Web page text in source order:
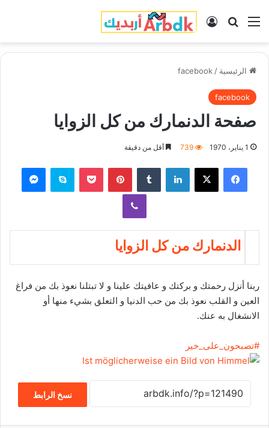
القائمة بحث عنتسجيل الدخول
الرئيسية /
facebook
facebook
صفحة الدنمارك من كل الزوايا
1 يناير، 1970 739 أقل من دقيقة
فيسبوك لينكدإن بينتيريست سكايب
ڤايبر
الدنمارك من كل الزوايا
ربنا أنزل رحمتك و بركتك و عافيتك علينا و لا تبتلنا نعوذ بك من فراغ
العين و القلب نعوذ بك من حب الدنيا و التعلق بشيء منها أو
الانشغال به عنك.
#تصبحون_على_خير
نسخ الرابط